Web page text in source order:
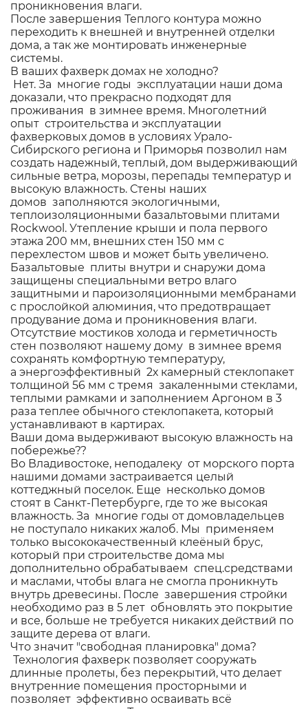
проникновения влаги.
После завершения Теплого контура можно
переходить к внешней и внутренней отделки
дома, а так же монтировать инженерные
системы.
В ваших фахверк домах не холодно?
Нет. За многие годы эксплуатации наши дома
доказали, что прекрасно подходят для
проживания в зимнее время. Многолетний
опыт строительства и эксплуатации
фахверковых домов в условиях Урало-
Сибирского региона и Приморья позволил нам
создать надежный, теплый, дом выдерживающий
сильные ветра, морозы, перепады температур и
высокую влажность. Стены наших
домов заполняются экологичными,
теплоизоляционными базальтовыми плитами
Rockwool. Утепление крыши и пола первого
этажа 200 мм, внешних стен 150 мм с
перехлестом швов и может быть увеличено.
Базальтовые плиты внутри и снаружи дома
защищены специальными ветро влаго
защитными и пароизоляционными мембранами
с прослойкой алюминия, что предотвращает
продувание дома и проникновения влаги.
Отсутствие мостиков холода и герметичность
стен позволяют нашему дому в зимнее время
сохранять комфортную температуру,
а энергоэффективный 2х камерный стеклопакет
толщиной 56 мм с тремя закаленными стеклами,
теплыми рамками и заполнением Аргоном в 3
раза теплее обычного стеклопакета, который
устанавливают в картирах.
Ваши дома выдерживают высокую влажность на
побережье??
Во Владивостоке, неподалеку от морского порта
нашими домами застраивается целый
коттеджный поселок. Еще несколько домов
стоят в Санкт-Петербурге, где то же высокая
влажность. За многие годы от домовладельцев
не поступало никаких жалоб. Мы применяем
только высококачественный клеёный брус,
который при строительстве дома мы
дополнительно обрабатываем спец.средствами
и маслами, чтобы влага не смогла проникнуть
внутрь древесины. После завершения стройки
необходимо раз в 5 лет обновлять это покрытие
и все, больше не требуется никаких действий по
защите дерева от влаги.
Что значит "свободная планировка" дома?
Технология фахверк позволяет сооружать
длинные пролеты, без перекрытий, что делает
внутренние помещения просторными и
позволяет эффективно осваивать всё